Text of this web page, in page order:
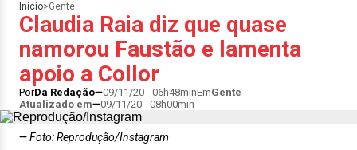
Início>Gente
Claudia Raia diz que quase
namorou Faustão e lamenta
apoio a Collor
PorDa Redação 09/11/20 - 06h48minEmGente
Atualizado em
09/11/20 - 08h00min
Foto: Reprodução/Instagram